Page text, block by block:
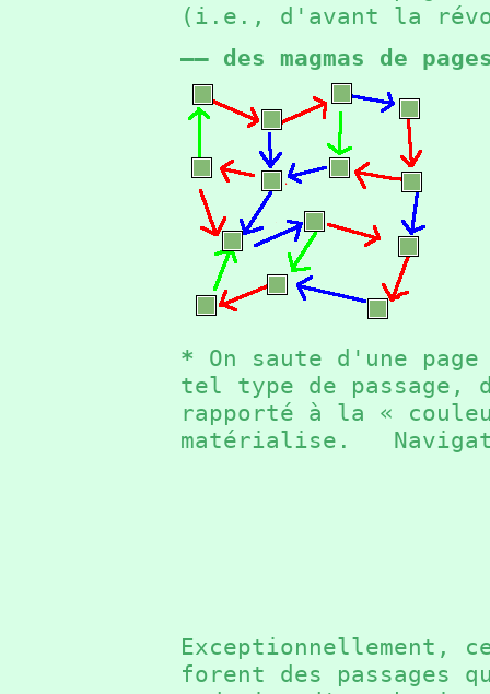
(i.e., d'avant la
—— des magmas de
* On saute d'une
tel type de passage,
rapporté à la «
matérialise.
Exceptionnellement,
forent des passages